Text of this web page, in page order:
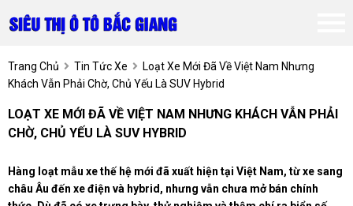
Trang Chủ Tin Tức Xe
Loạt Xe Mới Đã Về Việt Nam Nhưng
Khách Vẫn Phải Chờ, Chủ Yếu Là SUV Hybrid
LOẠT XE MỚI ĐÃ VỀ VIỆT NAM NHƯNG KHÁCH VẪN PHẢI
CHỜ, CHỦ YẾU LÀ SUV HYBRID
Hàng loạt mẫu xe thế hệ mới đã xuất hiện tại Việt Nam, từ xe sang
châu Âu đến xe điện và hybrid, nhưng vẫn chưa mở bán chính